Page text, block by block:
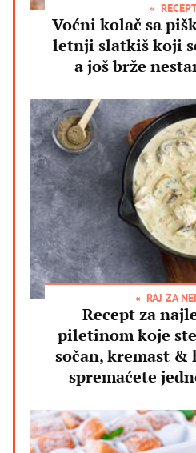
Voćni kolač sa
letnji slatkiš koji
a još brže
RAJ ZA
Recept za
piletinom koje
sočan, kremast
spremaćete